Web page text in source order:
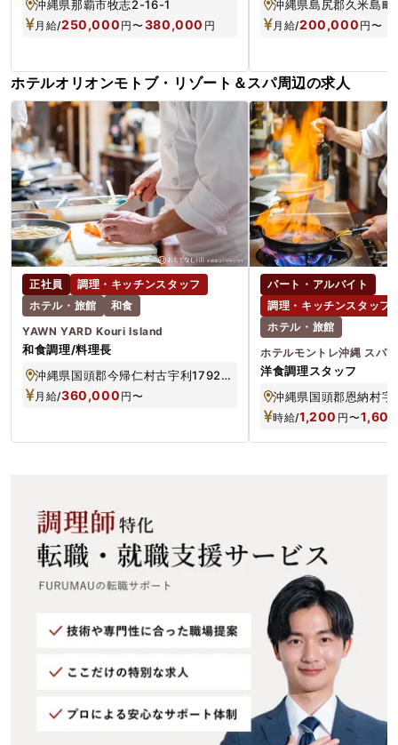
沖縄県那覇市牧志2-16-1
月給/250,000 円〜380,000 円
沖縄県島尻郡久米島
月給/200,000 円〜
ホテルオリオンモトブ・リゾート＆スパ周辺の求人
正社員
調理・キッチンスタッフ
ホテル・旅館
和食
YAWN YARD Kouri Island
和食調理/料理長
沖縄県国頭郡今帰仁村古宇利1792-1,1837
月給/360,000 円〜
パート・アルバイト
調理・キッチンスタッフ
ホテル・旅館
ホテルモントレ沖縄 スパ&
洋食調理スタッフ
沖縄県国頭郡恩納村
時給/1,200 円〜1,600